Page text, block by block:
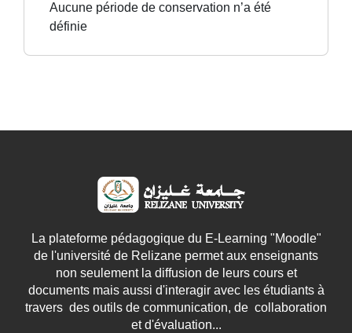
Aucune période de conservation n’a été
définie
La plateforme pédagogique du E-Learning "Moodle"
de l'université de Relizane permet aux enseignants
non seulement la diffusion de leurs cours et
documents mais aussi d'interagir avec les étudiants à
travers des outils de communication, de collaboration
et d'évaluation...